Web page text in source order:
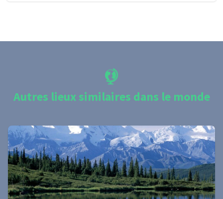
Autres lieux similaires dans le monde